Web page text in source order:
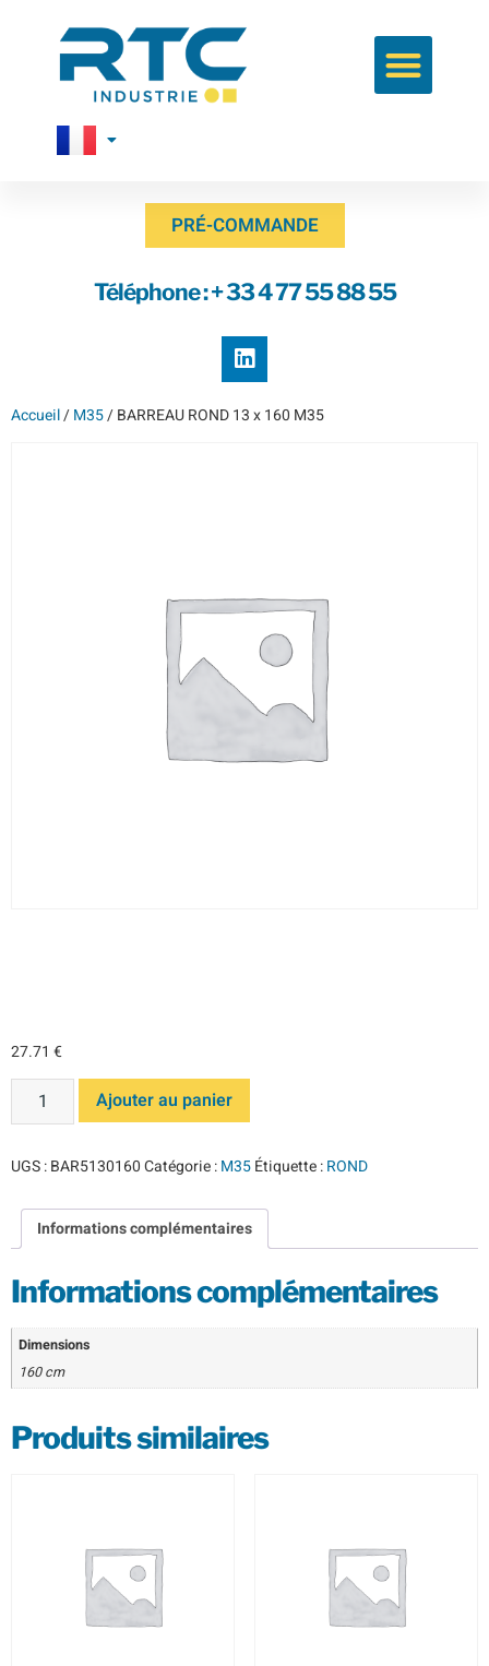
PRÉ-COMMANDE
Téléphone : + 33 4 77 55 88 55
Accueil/M35/ BARREAU ROND 13 x 160 M35
27.71 €
Ajouter au panier
UGS :BAR5130160Catégorie :M35Étiquette :ROND
Informations complémentaires
Informations complémentaires
Dimensions
160 cm
Produits similaires